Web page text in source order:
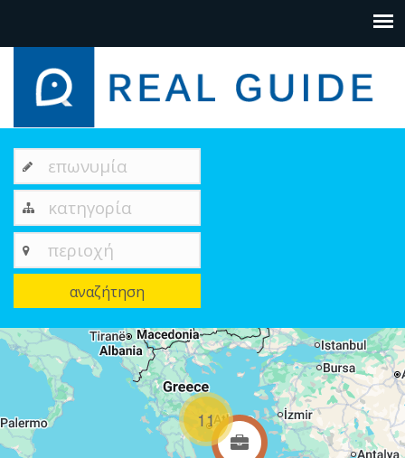
επωνυμία
κατηγορία
περιοχή
αναζήτηση
11
+
R